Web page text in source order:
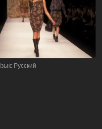
: Русский